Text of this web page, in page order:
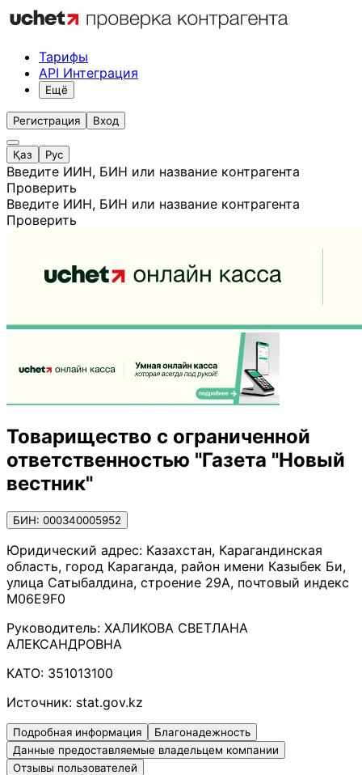
Тарифы
API Интеграция
Ещё
Регистрация Вход
Қаз Рус
Введите ИИН, БИН или название контрагента
Проверить
Введите ИИН, БИН или название контрагента
Проверить
Товарищество с ограниченной
ответственностью "Газета "Новый
вестник"
БИН: 000340005952
Юридический адрес: Казахстан, Карагандинская
область, город Караганда, район имени Казыбек Би,
улица Сатыбалдина, строение 29А, почтовый индекс
M06E9F0
Руководитель: ХАЛИКОВА СВЕТЛАНА
АЛЕКСАНДРОВНА
КАТО: 351013100
Источник: stat.gov.kz
Подробная информация
Благонадежность
Данные предоставляемые владельцем компании
Отзывы пользователей